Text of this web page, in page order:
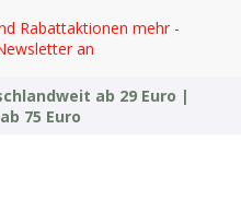
Rabattaktionen mehr -
an
ab 29 Euro |
75 Euro